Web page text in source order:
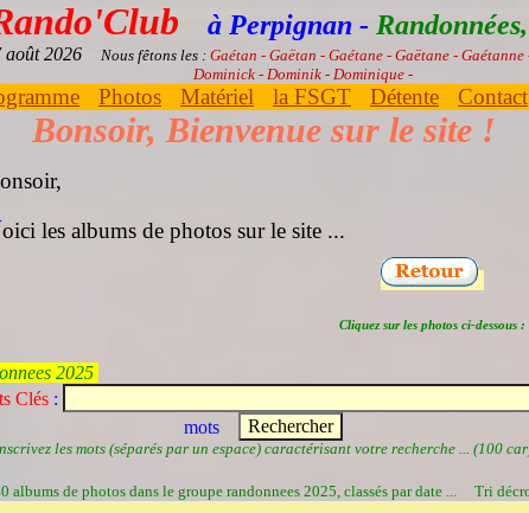
à Perpignan -
août 2026 Nous fêtons les : Gaétan - Gaëtan - Gaétane - Gaëtane -
Dominick - Dominik - Dominique -
Photos Matériel la FSGT Détente Contact
Bonsoir, Bienvenue sur le site !
onsoir,
oici les albums de photos sur le site ...
Cliquez sur les photos ci-dessous :
2025
Clés :
mots
les mots (séparés par un espace) caractérisant votre recherche ... (100
albums de photos dans le groupe randonnees 2025, classés par date ... Tri